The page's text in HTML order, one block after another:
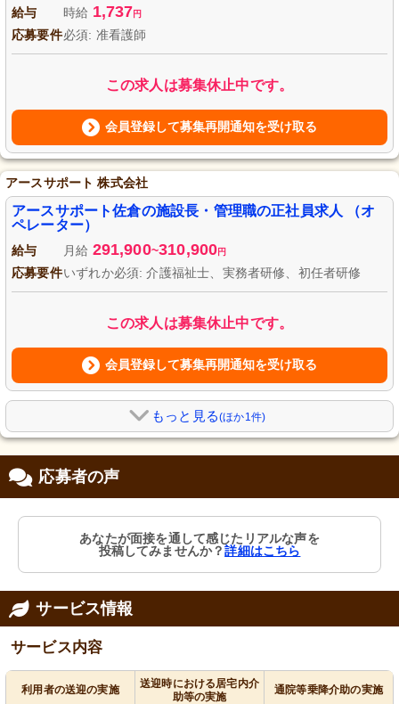
給与 時給 1,737円
応募要件必須: 准看護師
この求人は募集休止中です。
会員登録して募集再開通知を受け取る
アースサポート 株式会社
アースサポート佐倉の施設長・管理職の正社員求人 （オ
ペレーター）
給与 月給 291,900~310,900円
応募要件いずれか必須: 介護福祉士、実務者研修、初任者研修
この求人は募集休止中です。
会員登録して募集再開通知を受け取る
もっと見る(ほか1件)
応募者の声
あなたが面接を通して感じたリアルな声を
投稿してみませんか？詳細はこちら
サービス情報
サービス内容
利用者の送迎の実施
送迎時における居宅内介
助等の実施
通院等乗降介助の実施